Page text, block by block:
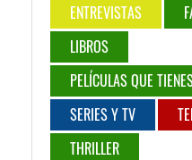
ENTREVISTAS
LIBROS
PELÍCULAS QUE
SERIES Y TV
THRILLER